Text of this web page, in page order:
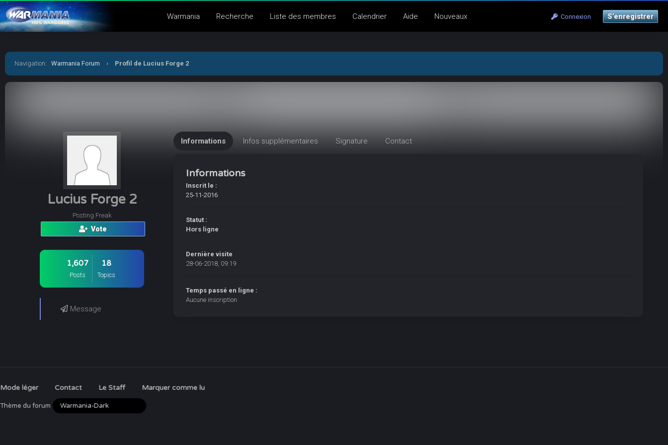
Connexion S’enregistrer
Warmania Recherche Liste des membres Calendrier Aide Nouveaux
Navigation: Warmania Forum › Profil de Lucius Forge 2
Lucius Forge 2
Posting Freak
Vote
1,607
Posts
18
Topics
Message
Informations Infos supplémentaires Signature Contact
Informations
Inscrit le :
25-11-2016
Statut :
Hors ligne
Dernière visite
28-06-2018, 09:19
Temps passé en ligne :
Aucune inscription
Mode léger Contact Le Staff Marquer comme lu
Thème du forum